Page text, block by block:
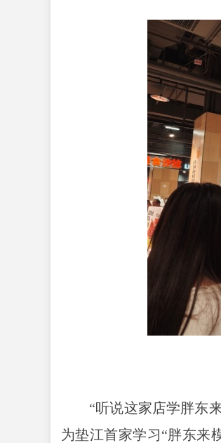
“听说这家店学胖东
为垫江首家学习“胖东来